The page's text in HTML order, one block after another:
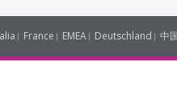
中
Deutschland
EMEA
France